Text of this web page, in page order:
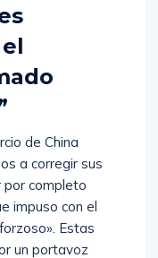
de China
a corregir sus
por completo
impuso con el
Estas
un portavoz